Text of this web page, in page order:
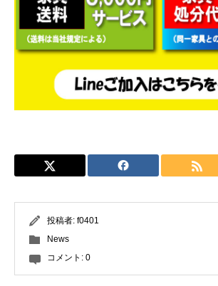
投稿者: f0401
News
コメント: 0